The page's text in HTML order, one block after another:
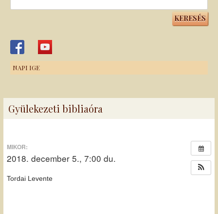
NAPI IGE
Gyülekezeti bibliaóra
MIKOR:
2018. december 5., 7:00 du.
Tordai Levente